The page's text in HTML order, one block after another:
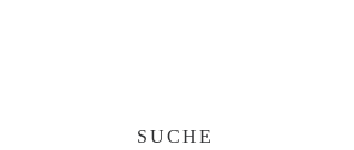
SUCHE